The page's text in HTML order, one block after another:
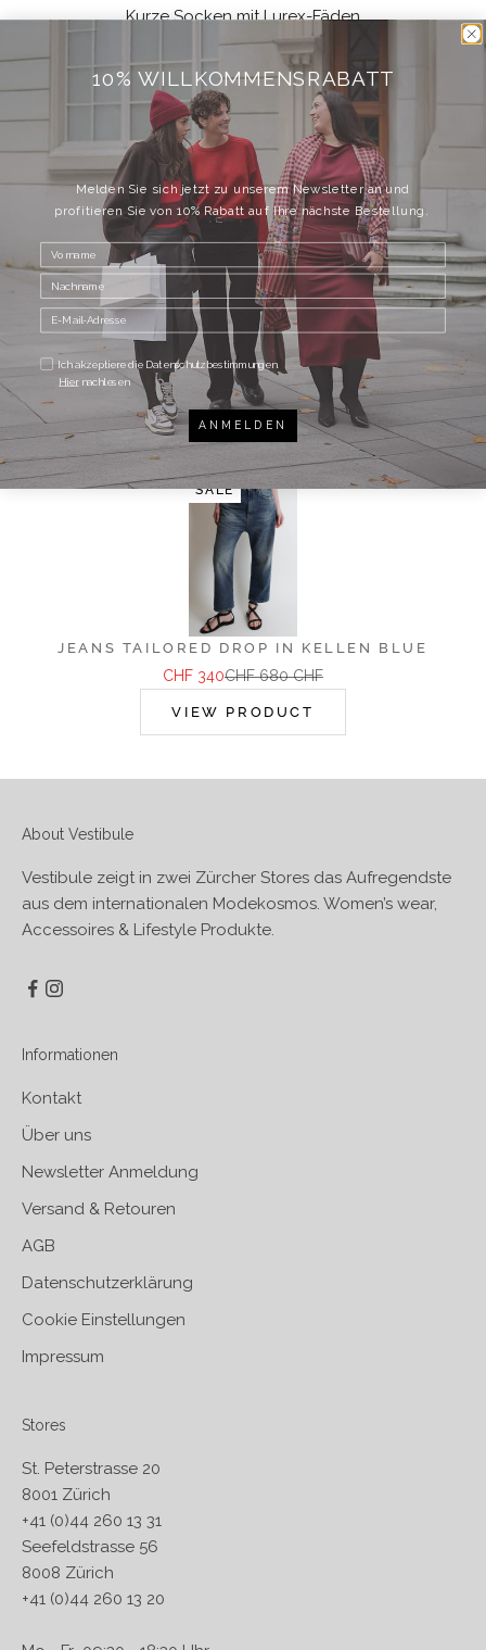
Kurze Socken mit Lurex-Fäden
Loch-Strickmuster
Farbe: Schwarz mit Silber-Details
Material: 6
0% Baumwolle, 25% Metallische-Fasern, 13%
Polyamid, 2% Elasthan
Pflegehinweis: Maschinenwäsche
One Size
Dieses Produkt ist im Vestibule St. Peter und Seefeld
erhältlich.
TEILEN
DAZU PASSEND
SALE
JEANS TAILORED DROP IN KELLEN BLUE
Angebot
CHF 340Regulärer Preis
CHF 680 CHF
VIEW PRODUCT
About Vestibule
Vestibule zeigt in zwei Zürcher Stores das Aufregendste
aus dem internationalen Modekosmos. Women’s wear,
Accessoires & Lifestyle Produkte.
Informationen
Kontakt
Über uns
Newsletter Anmeldung
Versand & Retouren
AGB
Datenschutzerklärung
Cookie Einstellungen
Impressum
Stores
St. Peterstrasse 20
8001 Zürich
+41 (0)44 260 13 31
Seefeldstrasse 56
8008 Zürich
+41 (0)44 260 13 20
10% WILLKOMMENSRABATT
Melden Sie sich jetzt zu unserem Newsletter an und
profitieren Sie von 10% Rabatt auf Ihre nächste Bestellung.
Ich akzeptiere die Datenschutzbestimmungen.
Hiernachlesen
ANMELDEN